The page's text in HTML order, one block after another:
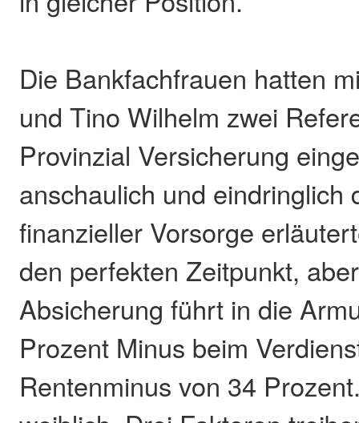
Die Bankfachfrauen hatten
und Tino Wilhelm zwei
Provinzial Versicherung
anschaulich und eindringlich
finanzieller Vorsorge
den perfekten Zeitpunkt,
Absicherung führt in die
Prozent Minus beim
Rentenminus von 34